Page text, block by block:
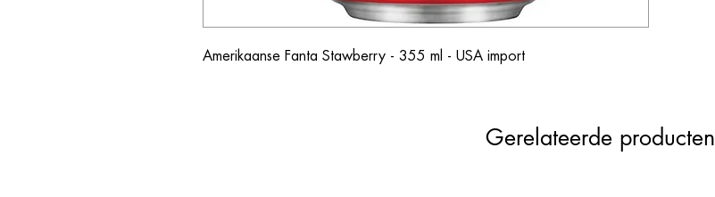
Amerikaanse Fanta Stawberry - 355 ml - USA import
Gerelateerde producten